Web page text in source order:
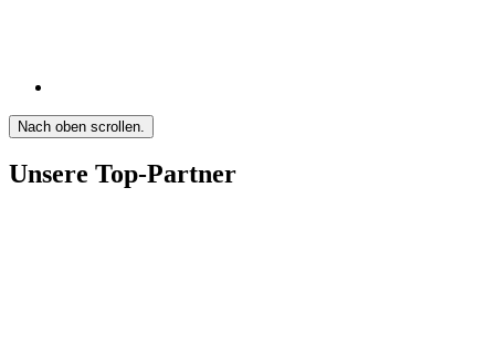
Nach oben scrollen.
Unsere Top-Partner